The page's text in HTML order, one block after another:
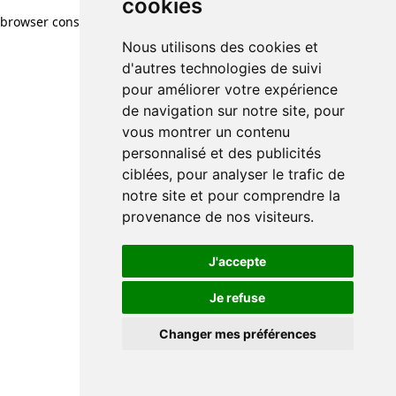
cookies
Nous utilisons des cookies et
d'autres technologies de suivi
pour améliorer votre expérience
de navigation sur notre site, pour
vous montrer un contenu
personnalisé et des publicités
ciblées, pour analyser le trafic de
notre site et pour comprendre la
provenance de nos visiteurs.
J'accepte
Je refuse
Changer mes préférences
browser console for more information)